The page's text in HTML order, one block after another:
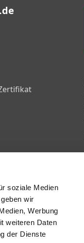
soziale Medien
wir
Werbung
weiteren Daten
der Dienste